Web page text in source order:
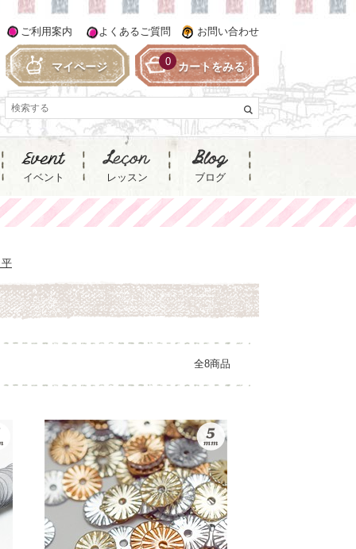
イベント レッスン ブログ
ご利用案内 よくあるご質問 お問い合わせ
マイページ カートをみる
0
全8商品